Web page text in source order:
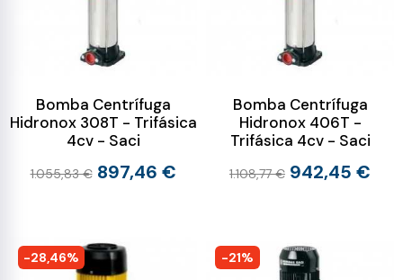
Bomba Centrífuga
Hidronox 308T - Trifásica
4cv - Saci
1.055,83 € 897,46 €
Bomba Centrífuga
Hidronox 406T -
Trifásica 4cv - Saci
1.108,77 € 942,45 €
-28,46% -21%